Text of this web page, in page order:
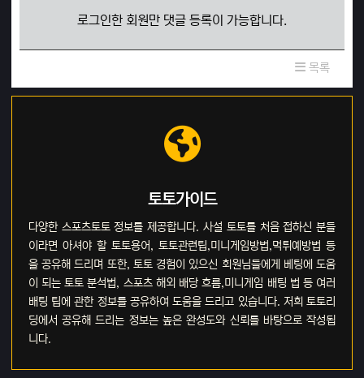
로그인한 회원만 댓글 등록이 가능합니다.
목록
토토가이드
다양한 스포츠토토 정보를 제공합니다. 사설 토토를 처음 접하신 분들
이라면 아셔야 할 토토용어, 토토관련팁,미니게임방법,먹튀예방법 등
을 공유해 드리며 또한, 토토 경험이 있으신 회원님들에게 베팅에 도움
이 되는 토토 분석법, 스포츠 해외 배당 흐름,미니게임 배팅 법 등 여러
배팅 팁에 관한 정보를 공유하여 도움을 드리고 있습니다. 저희 토토리
딩에서 공유해 드리는 정보는 높은 완성도와 신뢰를 바탕으로 작성됩
니다.